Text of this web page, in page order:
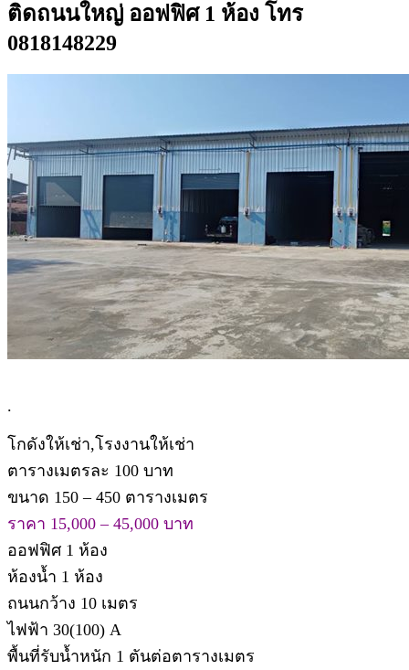
ติดถนนใหญ่ ออฟฟิศ 1 ห้อง โทร
0818148229
.
โกดังให้เช่า,โรงงานให้เช่า
ตารางเมตรละ 100 บาท
ขนาด 150 – 450 ตารางเมตร
ราคา 15,000 – 45,000 บาท
ออฟฟิศ 1 ห้อง
ห้องน้ำ 1 ห้อง
ถนนกว้าง 10 เมตร
ไฟฟ้า 30(100) A
พื้นที่รับน้ำหนัก 1 ตันต่อตารางเมตร